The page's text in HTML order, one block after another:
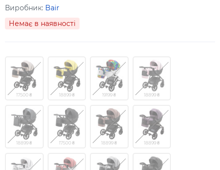
Виробник: Bair
Немає в наявності
17500 ₴ 18899 ₴ 19199 ₴ 18899 ₴
18899 ₴ 17500 ₴ 18899 ₴ 18899 ₴